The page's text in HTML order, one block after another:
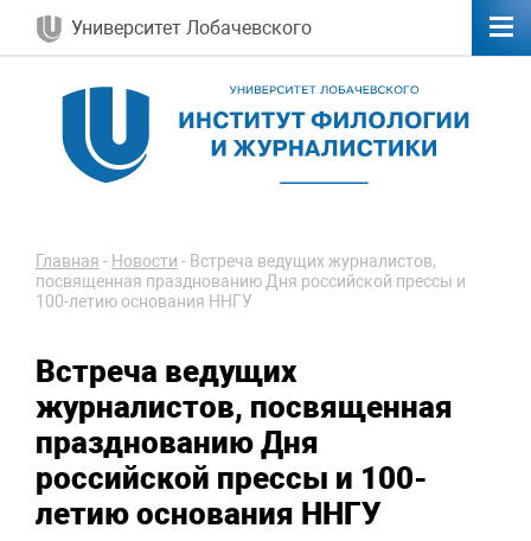
Университет Лобачевского
Главная - Новости - Встреча ведущих журналистов,
посвященная празднованию Дня российской прессы и
100-летию основания ННГУ
Встреча ведущих
журналистов, посвященная
празднованию Дня
российской прессы и 100-
летию основания ННГУ